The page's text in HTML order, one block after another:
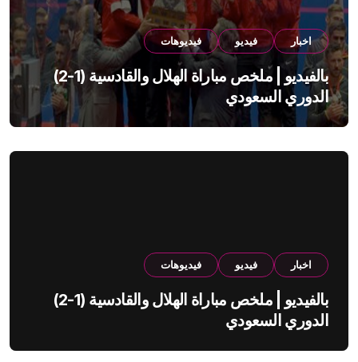
اخبار فيديو فيديوهات
بالفيديو | ملخص مباراة الهلال والقادسية (1-2)
الدوري السعودي
اخبار فيديو فيديوهات
بالفيديو | ملخص مباراة الهلال والقادسية (1-2)
الدوري السعودي